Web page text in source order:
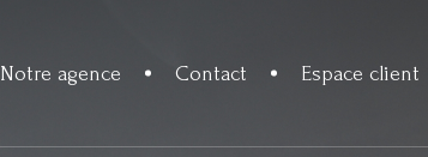
Notre agence Contact Espace client